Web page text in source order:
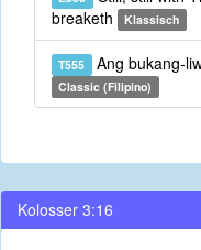
breaketh
Klassisch
T555 Ang bukang-
Classic (Filipino)
Kolosser 3:16